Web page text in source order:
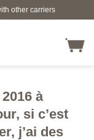
other carriers
à
si c’est
j’ai des